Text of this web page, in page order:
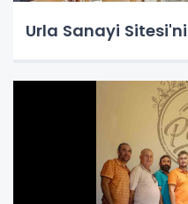
Urla Sanayi